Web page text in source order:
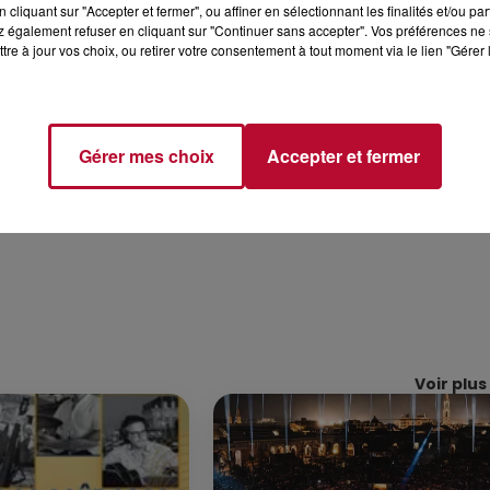
le département, à Nissan-lez-Ensérunes, où les
à 12h au rond-point du Barnier à Frontignan pour
Voir plus
cliquant sur "Accepter et fermer", ou affiner en sélectionnant les finalités et/ou
également refuser en cliquant sur "Continuer sans accepter". Vos préférences
à jour vos choix, ou retirer votre consentement à tout moment via le lien
Gérer mes choix Accepter et fermer